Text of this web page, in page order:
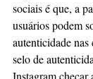
sociais é que, a
usuários podem
autenticidade
selo de
Instagram checar